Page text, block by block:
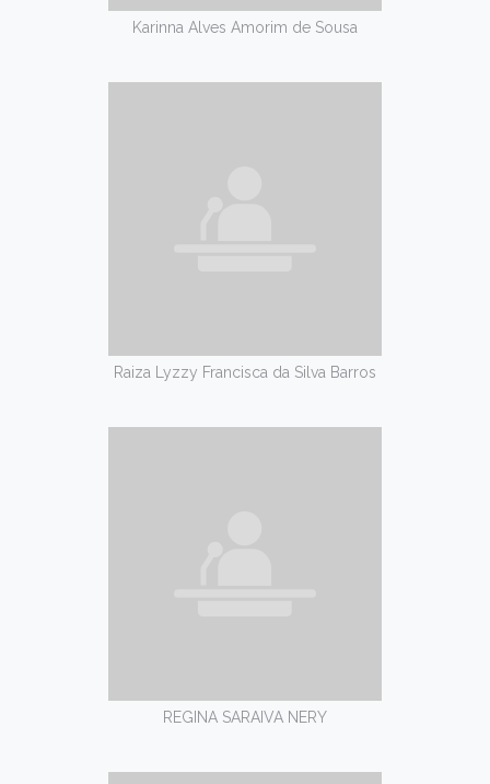
Karinna Alves Amorim de Sousa
Raiza Lyzzy Francisca da Silva Barros
REGINA SARAIVA NERY